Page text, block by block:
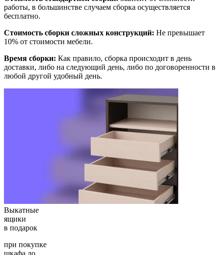
работы, в большинстве случаем сборка осуществляется
бесплатно.
Стоимость сборки сложных конструкций: Не превышает
10% от стоимости мебели.
Время сборки: Как правило, сборка происходит в день
доставки, либо на следующий день, либо по договоренности в
любой другой удобный день.
Выкатные
ящики
в подарок
при покупке
шкафа до